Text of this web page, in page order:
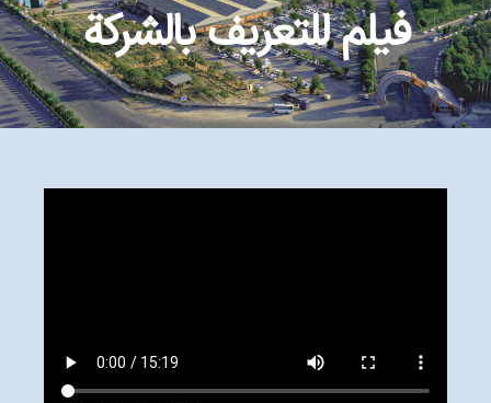
فيلم للتعريف بالشركة